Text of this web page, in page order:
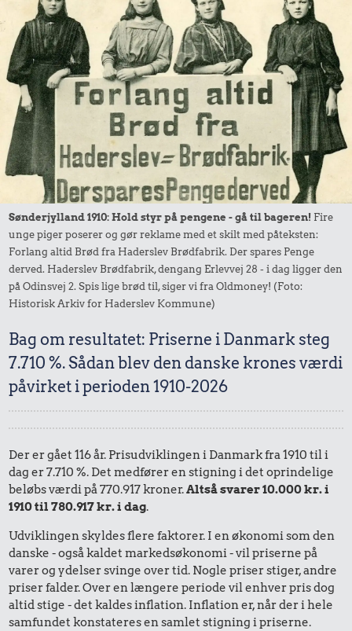
Sønderjylland 1910: Hold styr på pengene - gå til bageren! Fire
unge piger poserer og gør reklame med et skilt med påteksten:
Forlang altid Brød fra Haderslev Brødfabrik. Der spares Penge
derved. Haderslev Brødfabrik, dengang Erlevvej 28 - i dag ligger den
på Odinsvej 2. Spis lige brød til, siger vi fra Oldmoney! (Foto:
Historisk Arkiv for Haderslev Kommune)
Bag om resultatet: Priserne i Danmark steg
7.710 %. Sådan blev den danske krones værdi
påvirket i perioden 1910-2026
Der er gået 116 år. Prisudviklingen i Danmark fra 1910 til i
dag er 7.710 %. Det medfører en stigning i det oprindelige
beløbs værdi på 770.917 kroner.Altså svarer 10.000 kr. i
1910 til 780.917 kr. i dag.
Udviklingen skyldes flere faktorer. I en økonomi som den
danske - også kaldet markedsøkonomi - vil priserne på
varer og ydelser svinge over tid. Nogle priser stiger, andre
priser falder. Over en længere periode vil enhver pris dog
altid stige - det kaldes inflation. Inflation er, når der i hele
samfundet konstateres en samlet stigning i priserne.